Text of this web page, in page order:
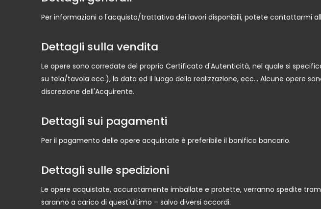
Per informazioni o l'acquisto/trattativa dei lavori disponibili, potete contattarmi
Dettagli sulla vendita
Le opere sono corredate del proprio Certificato d'Autenticità, nel quale si
su tela/tavola ecc.), la data ed il luogo della realizzazione, ecc... Alcune opere
discrezione dell'Acquirente.
Dettagli sui pagamenti
Per il pagamento delle opere acquistate è preferibile il bonifico bancario.
Dettagli sulle spedizioni
Le opere acquistate, accuratamente imballate e protette, verranno spedite
saranno a carico di quest'ultimo – salvo diversi accordi.